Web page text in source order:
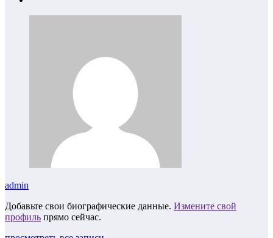
admin
Добавьте свои биографические данные. Измените свой
профиль прямо сейчас.